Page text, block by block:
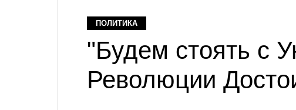
ПОЛИТИКА
"Будем стоять с
Революции